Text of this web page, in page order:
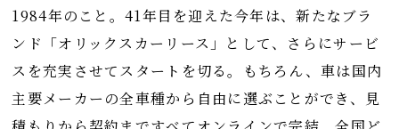
1984年のこと。41年目を迎えた今年は、新たなブラ
ンド「オリックスカーリース」として、さらにサービ
スを充実させてスタートを切る。もちろん、車は国内
主要メーカーの全車種から自由に選ぶことができ、見